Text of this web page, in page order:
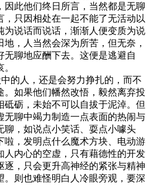
因此他们终日所言，当然都是无聊
，只因相处在一起不能了无活动以
为说话而说话，渐渐人便变质为说
，人当然会深为所苦，但无奈，
聊地应酬下去。这便是逃避自
的人，还是会努力挣扎的，而不
。如果他们幡然改悟，毅然离弃投
砺，未始不可以自拔于泥淖。但
无聊中竭力制造一点表面的热闹与
聊，如说点小笑话、耍点小噱头
啦，发明点什么魔术方块、电动游
人内心的空虚，只有藉德性的开发
逐，只会更升高神经的紧张与精神
。则也难怪明白人冷眼旁观，要深